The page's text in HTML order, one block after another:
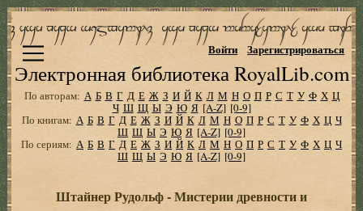
Электронная библиотека RoyalLib.com
Войти Зарегистрироваться
По авторам: А Б В Г Д Е Ж З И Й К Л М Н О П Р С Т У Ф Х Ц
Ч Ш Щ Ы Э Ю Я [A-Z] [0-9]
По книгам: А Б В Г Д Е Ж З И Й К Л М Н О П Р С Т У Ф Х Ц Ч
Ш Щ Ы Э Ю Я [A-Z] [0-9]
По сериям: А Б В Г Д Е Ж З И Й К Л М Н О П Р С Т У Ф Х Ц Ч
Ш Щ Ы Э Ю Я [A-Z] [0-9]
Штайнер Рудольф - Мистерии древности и